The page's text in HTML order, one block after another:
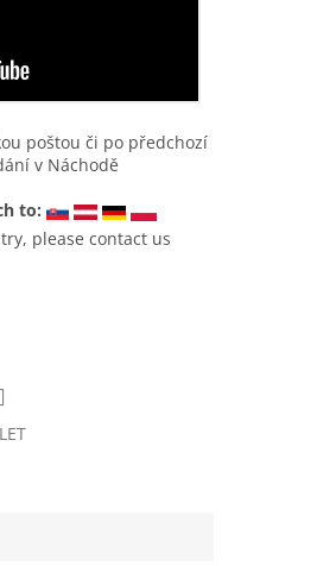
poštou či po předchozí
v Náchodě
to:
please contact us